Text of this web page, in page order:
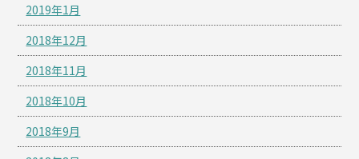
2019年1月
2018年12月
2018年11月
2018年10月
2018年9月